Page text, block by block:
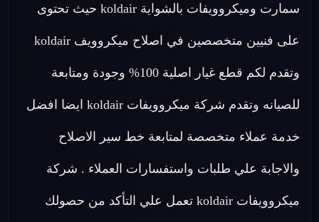
سمارت وميكروويفات بالشواية koldair حيث تحتوى
على فنيين متخصصين في اصلاح ميكروويف koldair
وتقدم لكم قطع غيار اصلية 100% وجودة ومتابعة
للصيانه وتقدم شركة ميكروويفات koldair ايضا افضل
خدمة عملاء متخصصة لمتابعة خط سير الاصلاح
والاجابة علي طلبات واستفسارات العملاء . شركة
ميكروويفات koldair تعمل علي التأكد من حصولك